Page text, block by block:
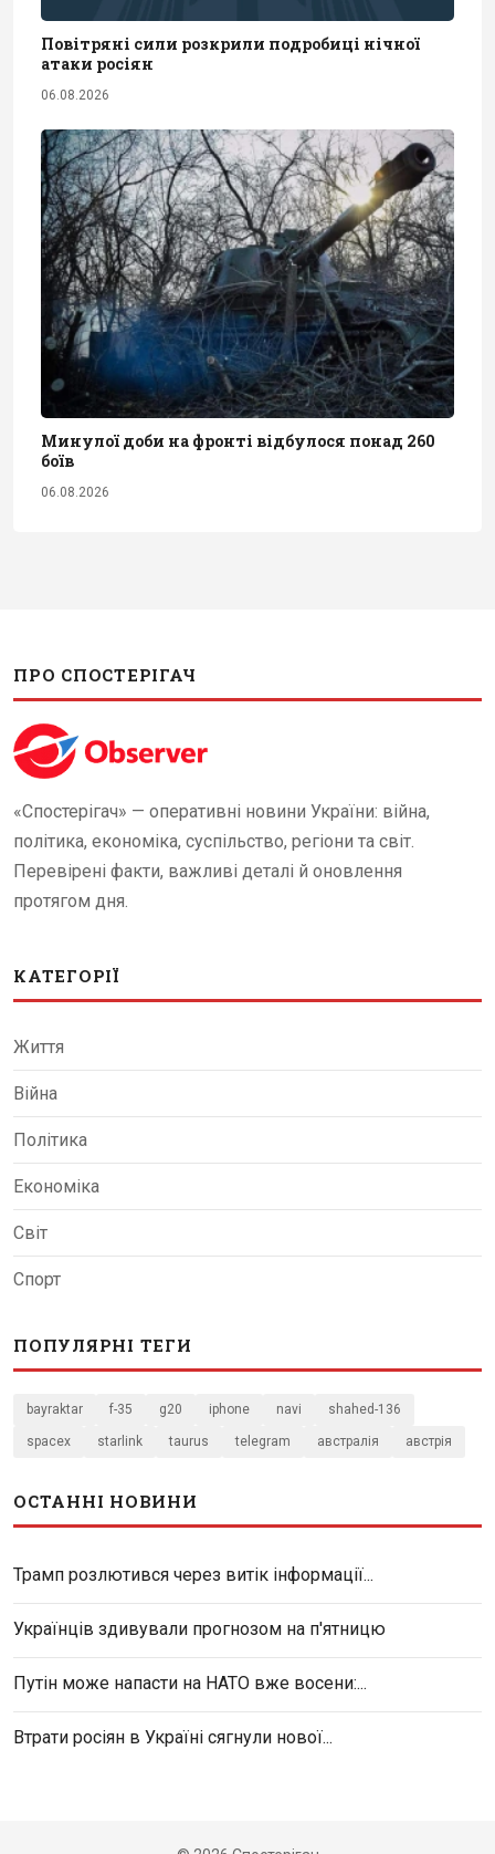
Повітряні сили розкрили подробиці нічної
атаки росіян
06.08.2026
Минулої доби на фронті відбулося понад 260
боїв
06.08.2026
ПРО СПОСТЕРІГАЧ
«Спостерігач» — оперативні новини України: війна,
політика, економіка, суспільство, регіони та світ.
Перевірені факти, важливі деталі й оновлення
протягом дня.
КАТЕГОРІЇ
Життя
Війна
Політика
Економіка
Світ
Спорт
ПОПУЛЯРНІ ТЕГИ
bayraktar f-35 g20 iphone navi shahed-136
spacex starlink taurus telegram австралія австрія
ОСТАННІ НОВИНИ
Трамп розлютився через витік інформації...
Українців здивували прогнозом на п'ятницю
Путін може напасти на НАТО вже восени:...
Втрати росіян в Україні сягнули нової...